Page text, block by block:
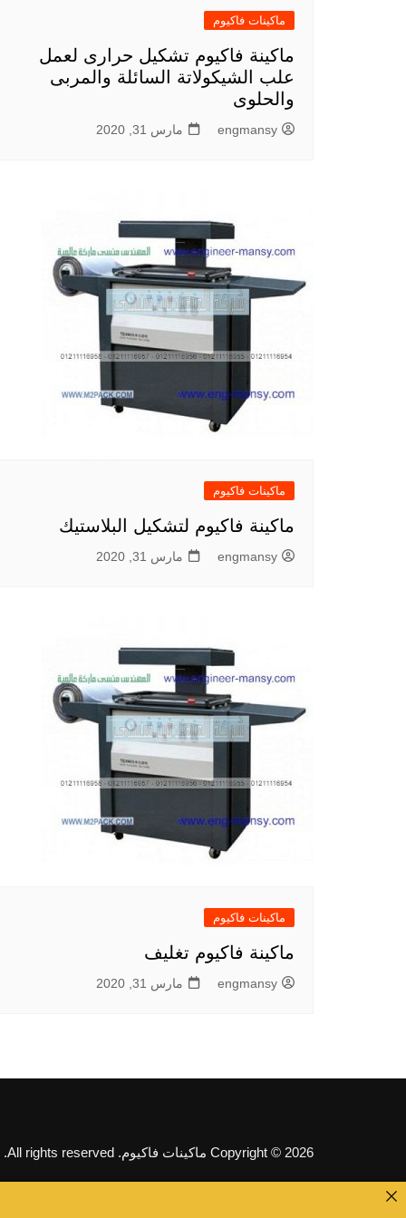
ماكينات فاكيوم
ماكينة فاكيوم تشكيل حرارى لعمل
علب الشيكولاتة السائلة والمربى
والحلوى
engmansy مارس 31, 2020
ماكينات فاكيوم
ماكينة فاكيوم لتشكيل البلاستيك
engmansy مارس 31, 2020
ماكينات فاكيوم
ماكينة فاكيوم تغليف
engmansy مارس 31, 2020
Copyright © 2026 ماكينات فاكيوم. All rights reserved.